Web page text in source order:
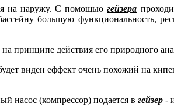
на наружу. С помощьюгейзера
большую функциональность,
принципе действия его природного
виден еффект очень похожий на
насос (компрессор) подается в гейзер -